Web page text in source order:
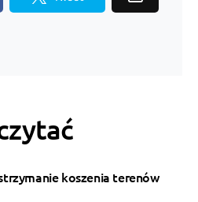
koszenia terenów